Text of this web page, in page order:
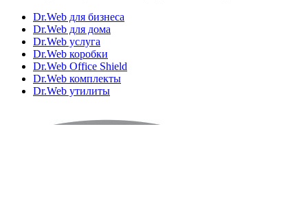
Dr.Web для бизнеса
Dr.Web для дома
Dr.Web услуга
Dr.Web коробки
Dr.Web Office Shield
Dr.Web комплекты
Dr.Web утилиты